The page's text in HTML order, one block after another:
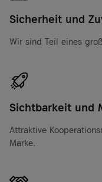
Sicherheit und
Wir sind Teil eines
Sichtbarkeit und
Attraktive
Marke.